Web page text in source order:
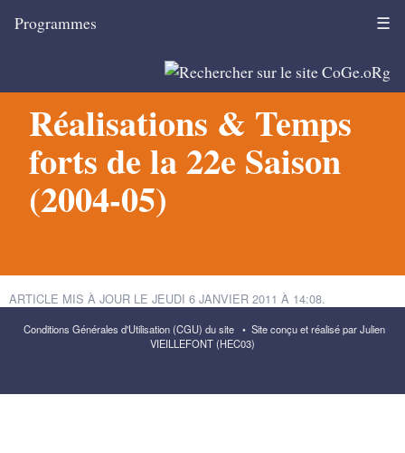
Programmes ☰
Réalisations & Temps
forts de la 22e Saison
(2004-05)
ARTICLE MIS À JOUR LE JEUDI 6 JANVIER 2011 À 14:08.
Conditions Générales d'Utilisation (CGU) du site • Site conçu et réalisé par Julien
VIEILLEFONT (HEC03)